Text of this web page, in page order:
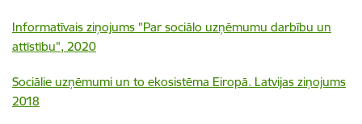
Informatīvais ziņojums "Par sociālo uzņēmumu darbību un
attīstību", 2020
Sociālie uzņēmumi un to ekosistēma Eiropā. Latvijas ziņojums
2018